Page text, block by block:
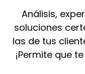
Análisis,
soluciones
las de tus
¡Permite que